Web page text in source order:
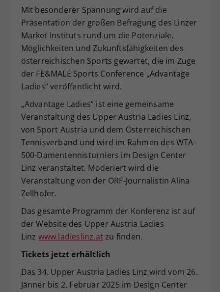
Mit besonderer Spannung wird auf die
Präsentation der großen Befragung des Linzer
Market Instituts rund um die Potenziale,
Möglichkeiten und Zukunftsfähigkeiten des
österreichischen Sports gewartet, die im Zuge
der FE&MALE Sports Conference „Advantage
Ladies“ veröffentlicht wird.
„Advantage Ladies“ ist eine gemeinsame
Veranstaltung des Upper Austria Ladies Linz,
von Sport Austria und dem Österreichischen
Tennisverband und wird im Rahmen des WTA-
500-Damentennisturniers im Design Center
Linz veranstaltet. Moderiert wird die
Veranstaltung von der ORF-Journalistin Alina
Zellhofer.
Das gesamte Programm der Konferenz ist auf
der Website des Upper Austria Ladies
Linz www.ladieslinz.atzu finden.
Tickets jetzt erhältlich
Das 34. Upper Austria Ladies Linz wird vom 26.
Jänner bis 2. Februar 2025 im Design Center